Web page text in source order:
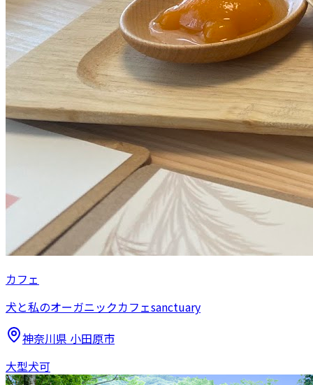
カフェ
犬と私のオーガニックカフェsanctuary
神奈川県 小田原市
大型犬可